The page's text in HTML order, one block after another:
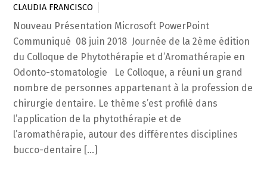
CLAUDIA FRANCISCO
Nouveau Présentation Microsoft PowerPoint
Communiqué 08 juin 2018 Journée de la 2ème édition
du Colloque de Phytothérapie et d’Aromathérapie en
Odonto-stomatologie Le Colloque, a réuni un grand
nombre de personnes appartenant à la profession de
chirurgie dentaire. Le thème s’est profilé dans
l’application de la phytothérapie et de
l’aromathérapie, autour des différentes disciplines
bucco-dentaire […]